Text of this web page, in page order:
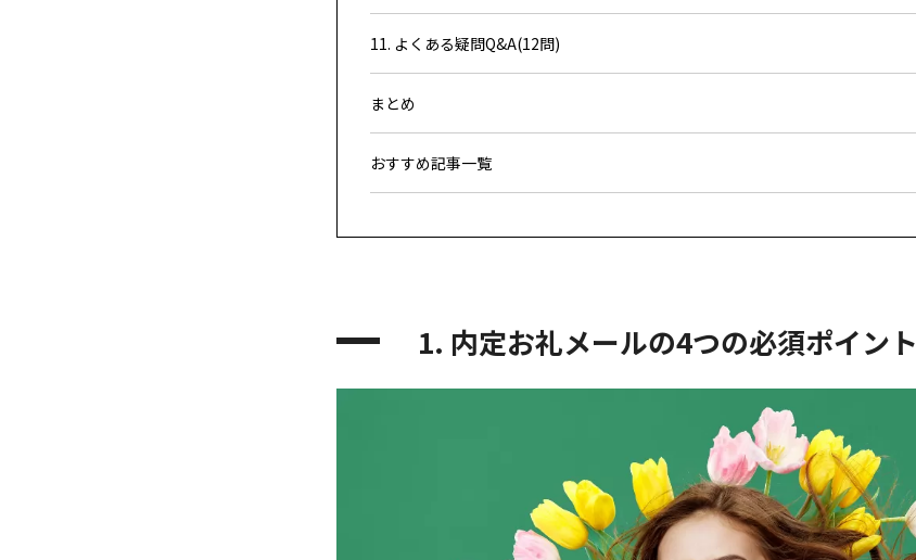
11. よくある疑問Q&A(12問)
まとめ
おすすめ記事一覧
1. 内定お礼メールの4つの必須ポイント